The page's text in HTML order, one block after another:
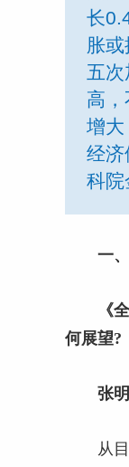
长
胀
五
高
增大
经济
科院
一
《
何展望?
张明
从